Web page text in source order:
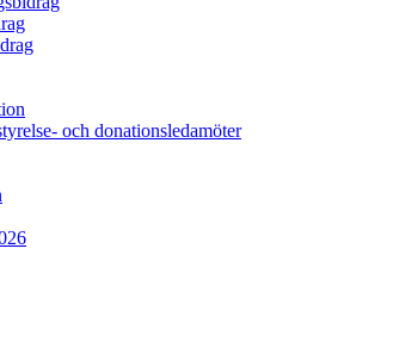
och donationsledamöter